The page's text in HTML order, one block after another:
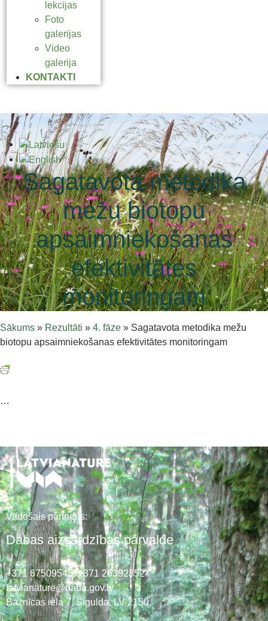
lekcijas
Foto
galerijas
Video
galerija
KONTAKTI
Sagatavota metodika
mežu biotopu
apsaimniekošanas
efektivitātes
monitoringam
Sākums » Rezultāti » 4. fāze » Sagatavota metodika mežu
biotopu apsaimniekošanas efektivitātes monitoringam
…
Vadošais partneris:
Dabas aizsardzības pārvalde
+371 67509545,+371 26392352
latvianature@daba.gov.lv
Baznīcas iela 7, Sigulda, LV-2150